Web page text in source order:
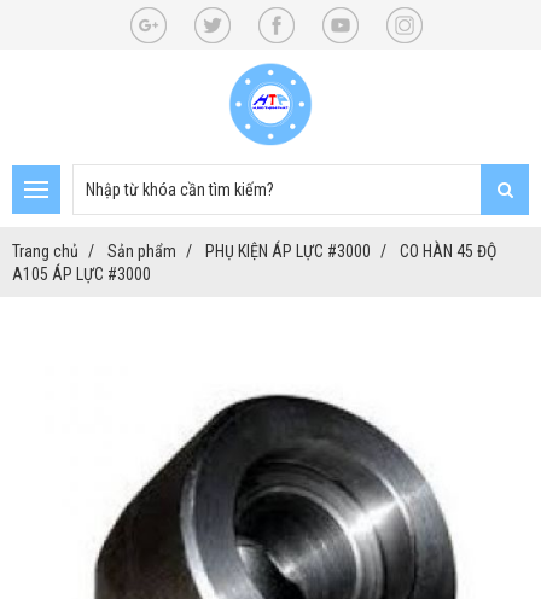
Trang chủ Sản phẩm PHỤ KIỆN ÁP LỰC #3000
CO HÀN 45 ĐỘ
A105 ÁP LỰC #3000